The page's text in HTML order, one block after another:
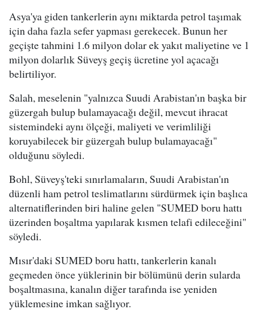
Asya'ya giden tankerlerin aynı miktarda petrol taşımak
için daha fazla sefer yapması gerekecek. Bunun her
geçişte tahmini 1.6 milyon dolar ek yakıt maliyetine ve 1
milyon dolarlık Süveyş geçiş ücretine yol açacağı
belirtiliyor.
Salah, meselenin "yalnızca Suudi Arabistan'ın başka bir
güzergah bulup bulamayacağı değil, mevcut ihracat
sistemindeki aynı ölçeği, maliyeti ve verimliliği
koruyabilecek bir güzergah bulup bulamayacağı"
olduğunu söyledi.
Bohl, Süveyş'teki sınırlamaların, Suudi Arabistan'ın
düzenli ham petrol teslimatlarını sürdürmek için başlıca
alternatiflerinden biri haline gelen "SUMED boru hattı
üzerinden boşaltma yapılarak kısmen telafi edileceğini"
söyledi.
Mısır'daki SUMED boru hattı, tankerlerin kanalı
geçmeden önce yüklerinin bir bölümünü derin sularda
boşaltmasına, kanalın diğer tarafında ise yeniden
yüklemesine imkan sağlıyor.